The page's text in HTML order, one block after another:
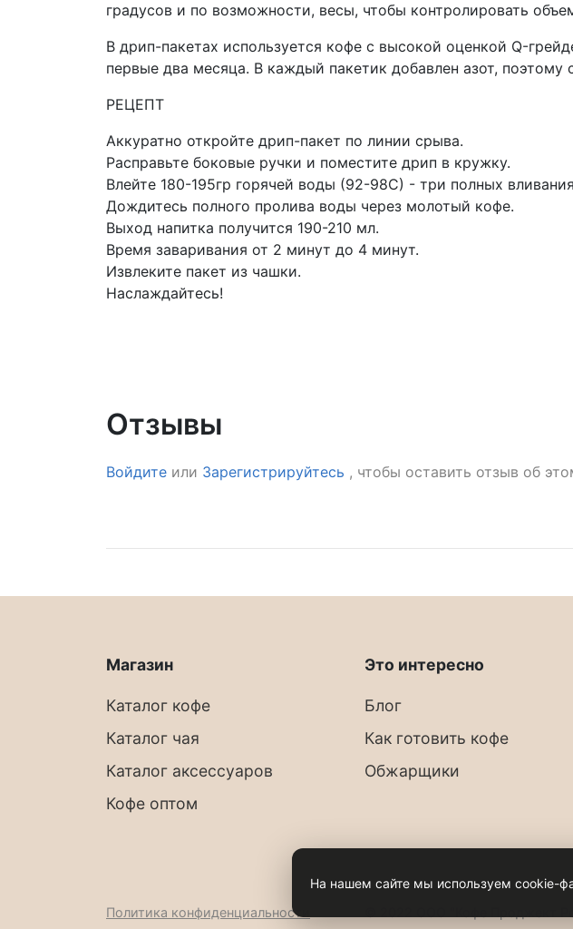
градусов и по возможности, весы, чтобы контролировать
В дрип-пакетах используется кофе с высокой оценкой Q-
первые два месяца. В каждый пакетик добавлен азот,
РЕЦЕПТ
Аккуратно откройте дрип-пакет по линии срыва.
Расправьте боковые ручки и поместите дрип в кружку.
Влейте 180-195гр горячей воды (92-98С) - три полных
Дождитесь полного пролива воды через молотый кофе.
Выход напитка получится 190-210 мл.
Время заваривания от 2 минут до 4 минут.
Извлеките пакет из чашки.
Наслаждайтесь!
Отзывы
Войдите или Зарегистрируйтесь , чтобы оставить отзыв об
Магазин
Каталог кофе
Каталог чая
Каталог аксессуаров
Кофе оптом
Это интересно
Блог
Как готовить кофе
Обжарщики
Политика конфиденциальности
На нашем сайте мы используем cookie-